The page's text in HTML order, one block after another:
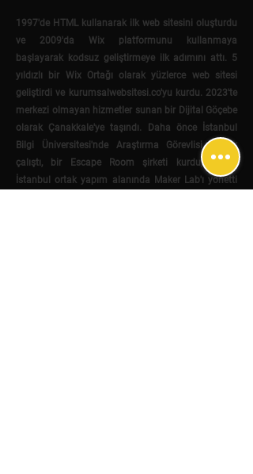
1997'de HTML kullanarak ilk web sitesini oluşturdu
ve 2009'da Wix platformunu kullanmaya
başlayarak kodsuz geliştirmeye ilk adımını attı. 5
yıldızlı bir Wix Ortağı olarak yüzlerce web sitesi
geliştirdi ve kurumsalwebsitesi.co'yu kurdu. 2023'te
merkezi olmayan hizmetler sunan bir Dijital Göçebe
olarak Çanakkale'ye taşındı. Daha önce İstanbul
Bilgi Üniversitesi'nde Araştırma Görevlisi olarak
çalıştı, bir Escape Room şirketi kurdu, Atölye
İstanbul ortak yapım alanında Maker Lab'ı yönetti